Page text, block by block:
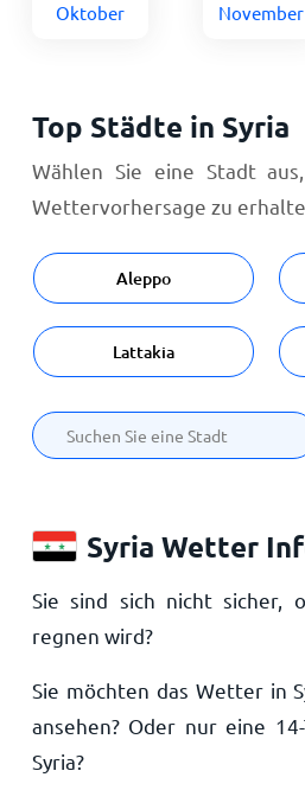
Oktober November
Top Städte in Syria
Wählen Sie eine Stadt
Wettervorhersage zu
Aleppo
Lattakia
Syria Wetter
Sie sind sich nicht sicher,
regnen wird?
Sie möchten das Wetter in
ansehen? Oder nur eine
Syria?